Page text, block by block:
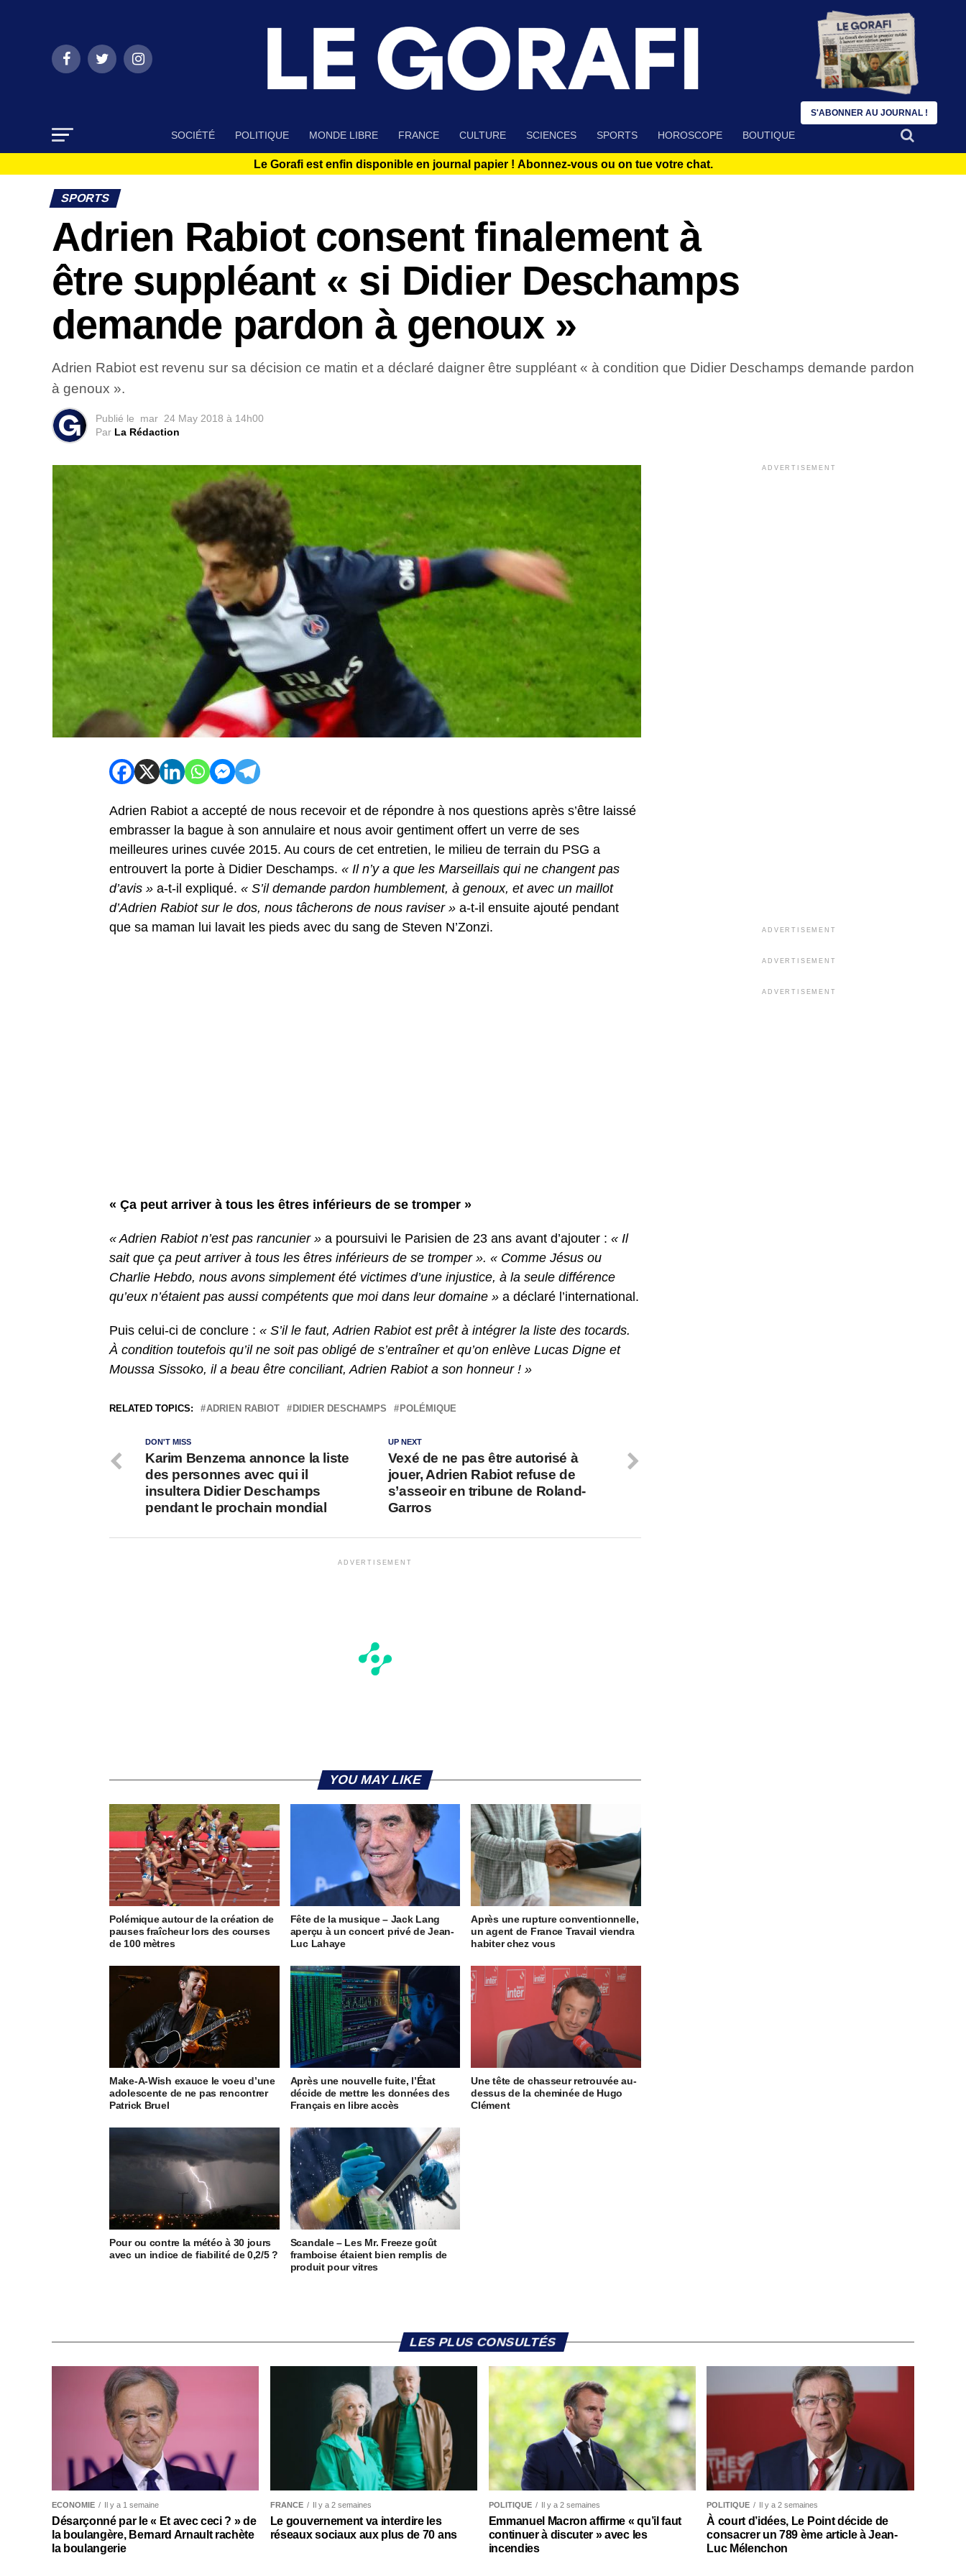
SOCIÉTÉ POLITIQUE MONDE LIBRE FRANCE CULTURE SCIENCES SPORTS HOROSCOPE BOUTIQUE
Le Gorafi est enfin disponible en journal papier ! Abonnez-vous ou on tue votre chat.
SPORTS
Adrien Rabiot consent finalement à
être suppléant « si Didier Deschamps
demande pardon à genoux »
Adrien Rabiot est revenu sur sa décision ce matin et a déclaré daigner être suppléant « à condition que Didier Deschamps demande pardon
à genoux ».
Publié le mar 24 May 2018 à 14h00
Par La Rédaction
Adrien Rabiot a accepté de nous recevoir et de répondre à nos questions après s’être laissé
embrasser la bague à son annulaire et nous avoir gentiment offert un verre de ses
meilleures urines cuvée 2015. Au cours de cet entretien, le milieu de terrain du PSG a
entrouvert la porte à Didier Deschamps. « Il n’y a que les Marseillais qui ne changent pas
d’avis » a-t-il expliqué. « S’il demande pardon humblement, à genoux, et avec un maillot
d’Adrien Rabiot sur le dos, nous tâcherons de nous raviser » a-t-il ensuite ajouté pendant
que sa maman lui lavait les pieds avec du sang de Steven N’Zonzi.
« Ça peut arriver à tous les êtres inférieurs de se tromper »
« Adrien Rabiot n’est pas rancunier » a poursuivi le Parisien de 23 ans avant d’ajouter : « Il
sait que ça peut arriver à tous les êtres inférieurs de se tromper ». « Comme Jésus ou
Charlie Hebdo, nous avons simplement été victimes d’une injustice, à la seule différence
qu’eux n’étaient pas aussi compétents que moi dans leur domaine » a déclaré l’international.
Puis celui-ci de conclure : « S’il le faut, Adrien Rabiot est prêt à intégrer la liste des tocards.
À condition toutefois qu’il ne soit pas obligé de s’entraîner et qu’on enlève Lucas Digne et
Moussa Sissoko, il a beau être conciliant, Adrien Rabiot a son honneur ! »
RELATED TOPICS: ADRIEN RABIOT DIDIER DESCHAMPS POLÉMIQUE
UP NEXT
Vexé de ne pas être autorisé à
jouer, Adrien Rabiot refuse de
s’asseoir en tribune de Roland-
Garros
DON'T MISS
Karim Benzema annonce la liste
des personnes avec qui il
insultera Didier Deschamps
pendant le prochain mondial
ADVERTISEMENT
YOU MAY LIKE
Polémique autour de la création de
pauses fraîcheur lors des courses
de 100 mètres
Fête de la musique – Jack Lang
aperçu à un concert privé de Jean-
Luc Lahaye
Après une rupture conventionnelle,
un agent de France Travail viendra
habiter chez vous
Make-A-Wish exauce le voeu d’une
adolescente de ne pas rencontrer
Patrick Bruel
Après une nouvelle fuite, l’État
décide de mettre les données des
Français en libre accès
Une tête de chasseur retrouvée au-
dessus de la cheminée de Hugo
Clément
Pour ou contre la météo à 30 jours
avec un indice de fiabilité de 0,2/5 ?
Scandale – Les Mr. Freeze goût
framboise étaient bien remplis de
produit pour vitres
ADVERTISEMENT
ADVERTISEMENT
ADVERTISEMENT
ADVERTISEMENT
LES PLUS CONSULTÉS
ECONOMIE Il y a 1 semaine
Désarçonné par le « Et avec ceci ? » de
la boulangère, Bernard Arnault rachète
la boulangerie
FRANCE Il y a 2 semaines
Le gouvernement va interdire les
réseaux sociaux aux plus de 70 ans
POLITIQUE Il y a 2 semaines
Emmanuel Macron affirme « qu’il faut
continuer à discuter » avec les
incendies
POLITIQUE Il y a 2 semaines
À court d’idées, Le Point décide de
consacrer un 789 ème article à Jean-
Luc Mélenchon
S'ABONNER AU JOURNAL !